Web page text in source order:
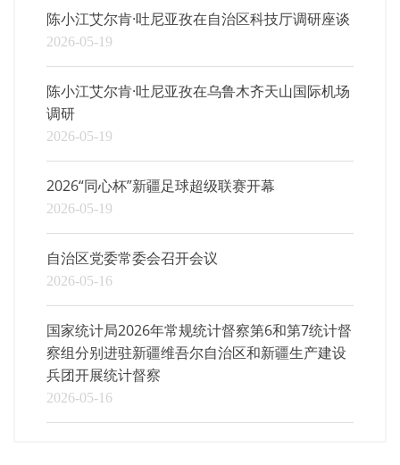
陈小江艾尔肯·吐尼亚孜在自治区科技厅调研座谈
2026-05-19
陈小江艾尔肯·吐尼亚孜在乌鲁木齐天山国际机场
调研
2026-05-19
2026“同心杯”新疆足球超级联赛开幕
2026-05-19
自治区党委常委会召开会议
2026-05-16
国家统计局2026年常规统计督察第6和第7统计督
察组分别进驻新疆维吾尔自治区和新疆生产建设
兵团开展统计督察
2026-05-16